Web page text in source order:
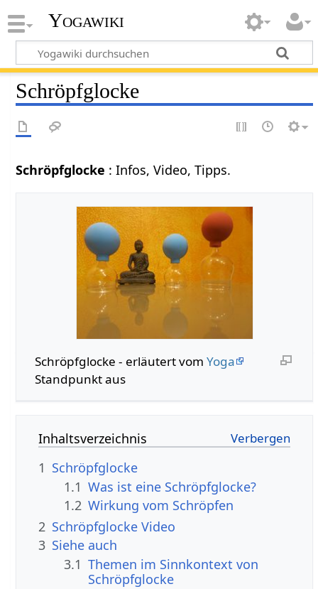
Yogawiki
Schröpfglocke
Schröpfglocke : Infos, Video, Tipps.
Schröpfglocke - erläutert vom Yoga
Standpunkt aus
Inhaltsverzeichnis
1 Schröpfglocke
1.1 Was ist eine Schröpfglocke?
1.2 Wirkung vom Schröpfen
2 Schröpfglocke Video
3 Siehe auch
3.1 Themen im Sinnkontext von
Schröpfglocke